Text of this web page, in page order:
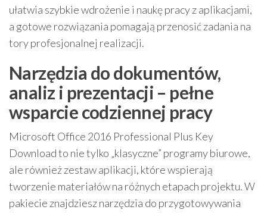
ułatwia szybkie wdrożenie i naukę pracy z aplikacjami,
a gotowe rozwiązania pomagają przenosić zadania na
tory profesjonalnej realizacji.
Narzędzia do dokumentów,
analiz i prezentacji – pełne
wsparcie codziennej pracy
Microsoft Office 2016 Professional Plus Key
Download to nie tylko „klasyczne” programy biurowe,
ale również zestaw aplikacji, które wspierają
tworzenie materiałów na różnych etapach projektu. W
pakiecie znajdziesz narzędzia do przygotowywania